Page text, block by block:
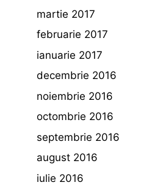
martie 2017
februarie 2017
ianuarie 2017
decembrie 2016
noiembrie 2016
octombrie 2016
septembrie 2016
august 2016
iulie 2016